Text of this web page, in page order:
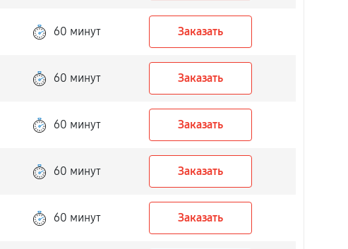
60 минут Заказать
60 минут Заказать
60 минут Заказать
60 минут Заказать
60 минут Заказать